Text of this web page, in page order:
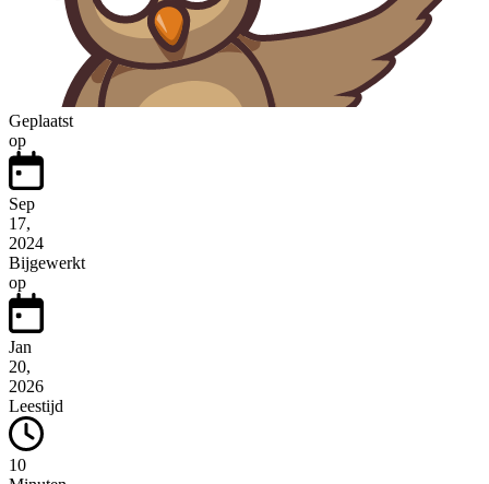
Geplaatst
op
Sep
17,
2024
Bijgewerkt
op
Jan
20,
2026
Leestijd
10